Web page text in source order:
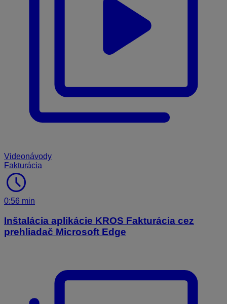
Videonávody
Fakturácia
schedule
0:56 min
Inštalácia aplikácie KROS Fakturácia cez
prehliadač Microsoft Edge